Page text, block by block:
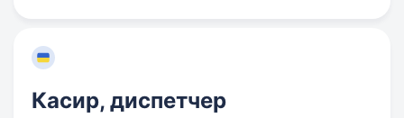
Касир, диспетчер